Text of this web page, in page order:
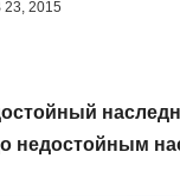
2015
недостойным